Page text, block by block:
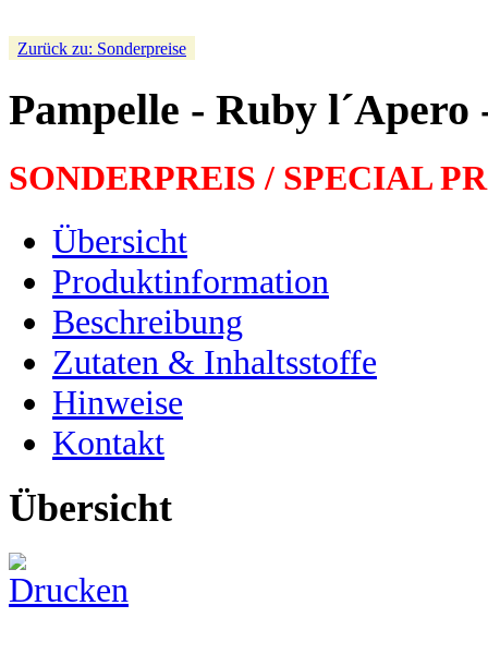
Zurück zu: Sonderpreise
Pampelle - Ruby
SONDERPREIS / SPECIAL
Übersicht
Produktinformation
Beschreibung
Zutaten & Inhaltsstoffe
Hinweise
Kontakt
Übersicht